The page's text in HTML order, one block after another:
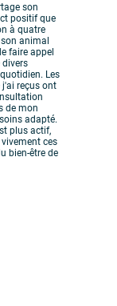
son
positif que
à quatre
son animal
faire appel
divers
Les
j'ai reçus ont
de mon
adapté.
plus actif,
ces
bien-être de